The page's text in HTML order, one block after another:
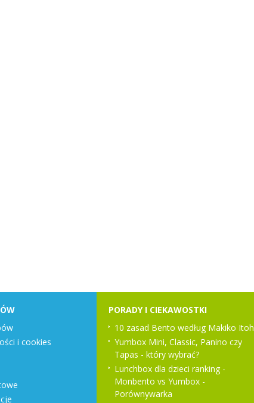
i cookies
PORADY I CIEKAWOSTKI
10 zasad Bento według Makiko Itoh
Yumbox Mini, Classic, Panino czy
Tapas - który wybrać?
Lunchbox dla dzieci ranking -
Monbento vs Yumbox -
Porównywarka